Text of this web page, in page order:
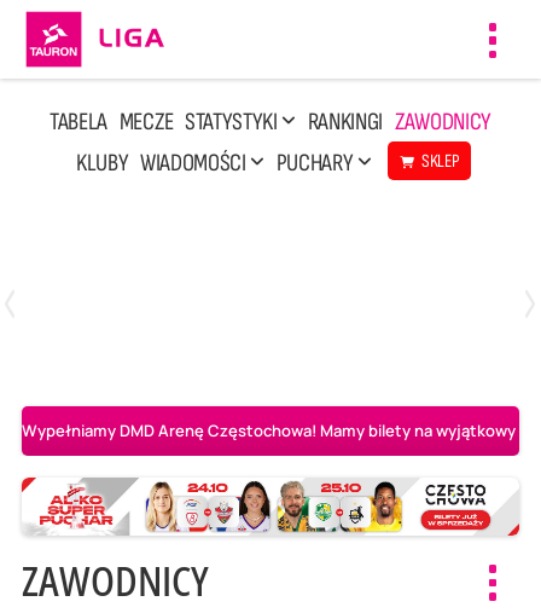
TABELA MECZE STATYSTYKI RANKINGI ZAWODNICY
KLUBY WIADOMOŚCI PUCHARY SKLEP
Wypełniamy DMD Arenę Częstochowa! Mamy bilety na wyjątkowy
ZAWODNICY